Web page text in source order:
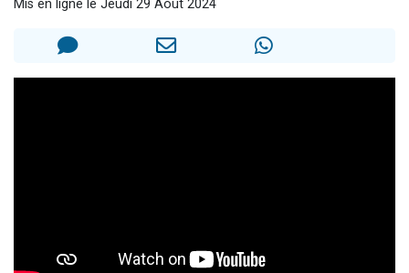
Mis en ligne le Jeudi 29 Août 2024